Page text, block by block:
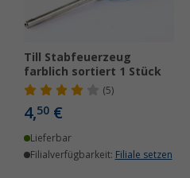
Till Stabfeuerzeug
farblich sortiert 1 Stück
(5)
4,50 €
Lieferbar
Filialverfügbarkeit: Filiale setzen